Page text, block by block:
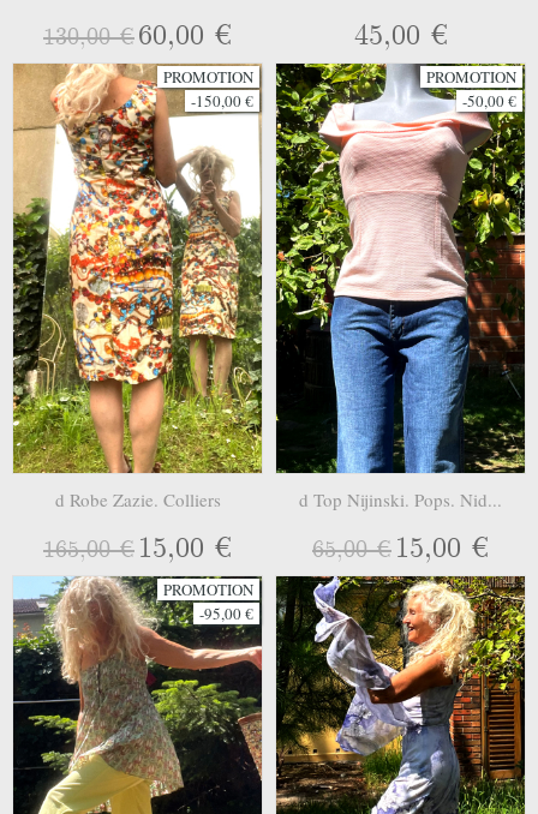
130,00 €60,00 € 45,00 €
PROMOTION
-150,00 €
d Robe Zazie. Colliers
165,00 € 15,00 €
PROMOTION
-50,00 €
d Top Nijinski. Pops. Nid...
65,00 € 15,00 €
PROMOTION
-95,00 €